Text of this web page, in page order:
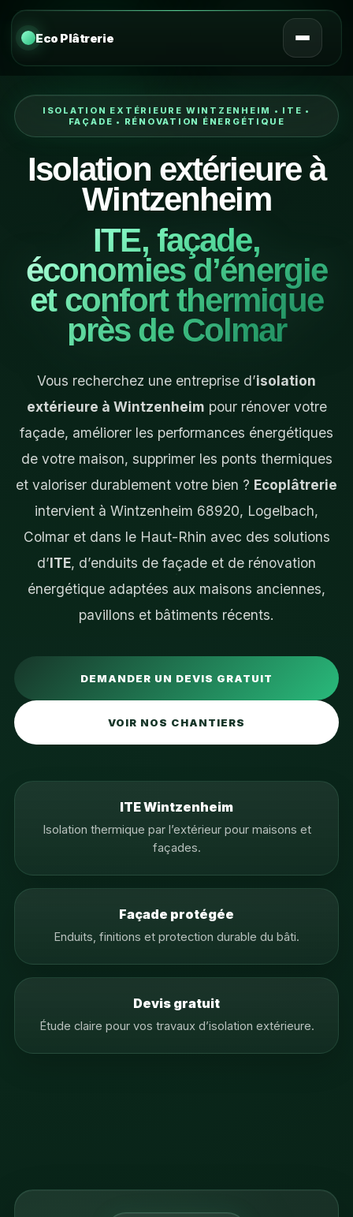
Eco Plâtrerie
ISOLATION EXTÉRIEURE WINTZENHEIM • ITE •
FAÇADE • RÉNOVATION ÉNERGÉTIQUE
Isolation extérieure à
Wintzenheim
ITE, façade,
économies d’énergie
et confort thermique
près de Colmar
Vous recherchez une entreprise d’isolation
extérieure à Wintzenheim pour rénover votre
façade, améliorer les performances énergétiques
de votre maison, supprimer les ponts thermiques
et valoriser durablement votre bien ? Ecoplâtrerie
intervient à Wintzenheim 68920, Logelbach,
Colmar et dans le Haut-Rhin avec des solutions
d’ITE, d’enduits de façade et de rénovation
énergétique adaptées aux maisons anciennes,
pavillons et bâtiments récents.
DEMANDER UN DEVIS GRATUIT
VOIR NOS CHANTIERS
ITE Wintzenheim
Isolation thermique par l’extérieur pour maisons et
façades.
Façade protégée
Enduits, finitions et protection durable du bâti.
Devis gratuit
Étude claire pour vos travaux d’isolation extérieure.